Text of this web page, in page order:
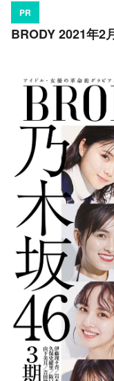
PR
BRODY 2021年2